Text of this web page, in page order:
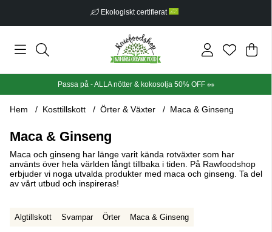
Fri frakt från 499 kr
Din
.
Passa på - ALLA nötter & kokosolja 50% OFF 🥜
Hem Kosttillskott Örter & Växter Maca & Ginseng
Maca & Ginseng
Maca och ginseng har länge varit kända rotväxter som har
använts över hela världen långt tillbaka i tiden. På Rawfoodshop
erbjuder vi noga utvalda produkter med maca och ginseng. Ta del
av vårt utbud och inspireras!
Algtillskott Svampar Örter Maca & Ginseng